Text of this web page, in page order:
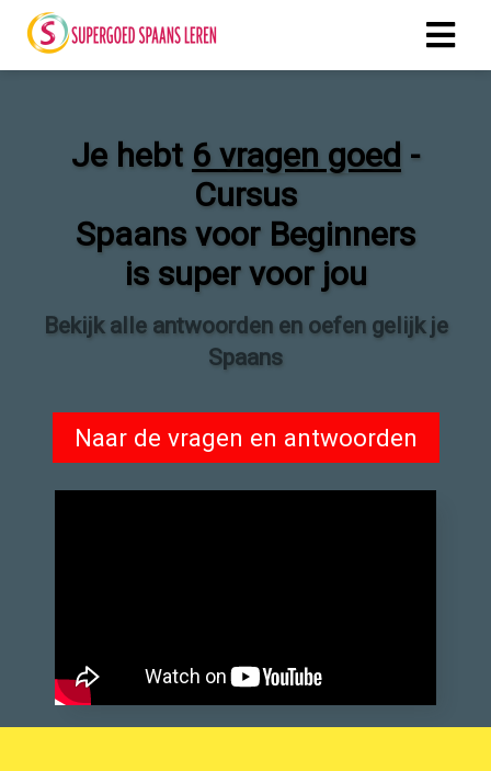
Je hebt 6 vragen goed -
Cursus
Spaans voor Beginners
is super voor jou
Bekijk alle antwoorden en oefen gelijk je
Spaans
Naar de vragen en antwoorden